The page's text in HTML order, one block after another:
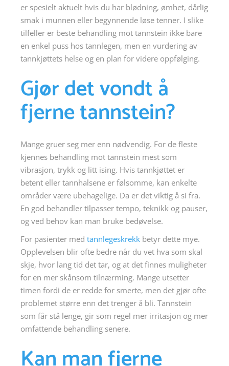
er spesielt aktuelt hvis du har blødning, ømhet, dårlig
smak i munnen eller begynnende løse tenner. I slike
tilfeller er beste behandling mot tannstein ikke bare
en enkel puss hos tannlegen, men en vurdering av
tannkjøttets helse og en plan for videre oppfølging.
Gjør det vondt å
fjerne tannstein?
Mange gruer seg mer enn nødvendig. For de fleste
kjennes behandling mot tannstein mest som
vibrasjon, trykk og litt ising. Hvis tannkjøttet er
betent eller tannhalsene er følsomme, kan enkelte
områder være ubehagelige. Da er det viktig å si fra.
En god behandler tilpasser tempo, teknikk og pauser,
og ved behov kan man bruke bedøvelse.
For pasienter medtannlegeskrekk betyr dette mye.
Opplevelsen blir ofte bedre når du vet hva som skal
skje, hvor lang tid det tar, og at det finnes muligheter
for en mer skånsom tilnærming. Mange utsetter
timen fordi de er redde for smerte, men det gjør ofte
problemet større enn det trenger å bli. Tannstein
som får stå lenge, gir som regel mer irritasjon og mer
omfattende behandling senere.